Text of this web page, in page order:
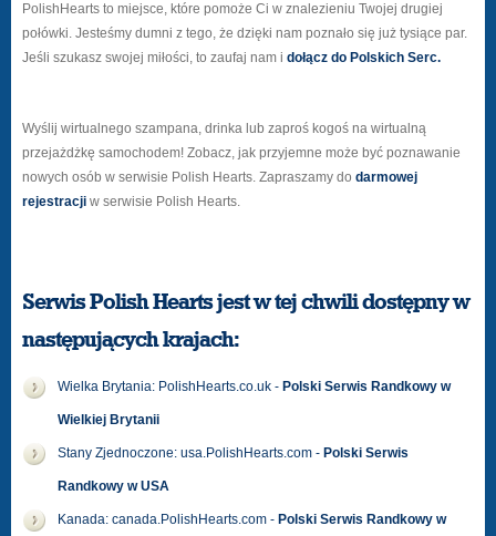
PolishHearts to miejsce, które pomoże Ci w znalezieniu Twojej drugiej
połówki. Jesteśmy dumni z tego, że dzięki nam poznało się już tysiące par.
Jeśli szukasz swojej miłości, to zaufaj nam i dołącz do Polskich Serc.
Wyślij wirtualnego szampana, drinka lub zaproś kogoś na wirtualną
przejażdżkę samochodem! Zobacz, jak przyjemne może być poznawanie
nowych osób w serwisie Polish Hearts. Zapraszamy do darmowej
rejestracji w serwisie Polish Hearts.
Serwis Polish Hearts jest w tej chwili dostępny w
następujących krajach:
Wielka Brytania: PolishHearts.co.uk - Polski Serwis Randkowy w
Wielkiej Brytanii
Stany Zjednoczone: usa.PolishHearts.com - Polski Serwis
Randkowy w USA
Kanada: canada.PolishHearts.com - Polski Serwis Randkowy w